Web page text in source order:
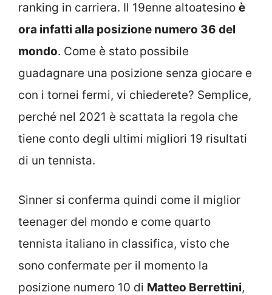
ranking in carriera. Il 19enne altoatesino è
ora infatti alla posizione numero 36 del
mondo. Come è stato possibile
guadagnare una posizione senza giocare e
con i tornei fermi, vi chiederete? Semplice,
perché nel 2021 è scattata la regola che
tiene conto degli ultimi migliori 19 risultati
di un tennista.
Sinner si conferma quindi come il miglior
teenager del mondo e come quarto
tennista italiano in classifica, visto che
sono confermate per il momento la
posizione numero 10 di Matteo Berrettini,